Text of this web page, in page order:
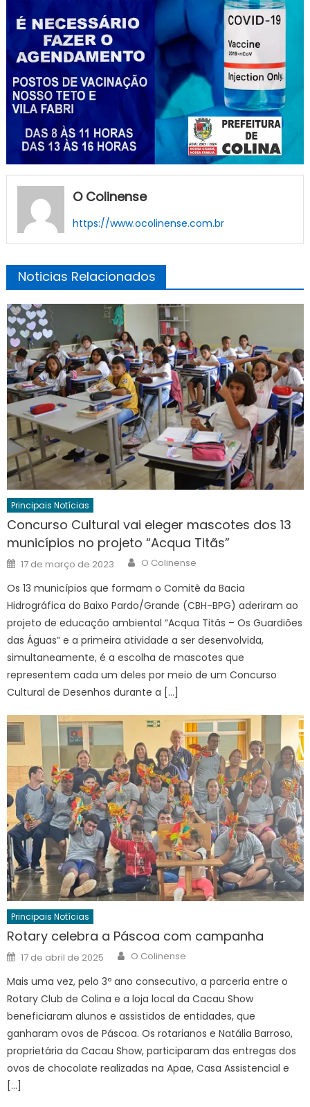
O Colinense
https://www.ocolinense.com.br
Noticias Relacionados
Principais Notícias
Concurso Cultural vai eleger mascotes dos 13
municípios no projeto “Acqua Titãs”
Posted
on
17 de março de 2023 Author
O Colinense
Os 13 municípios que formam o Comitê da Bacia
Hidrográfica do Baixo Pardo/Grande (CBH-BPG) aderiram ao
projeto de educação ambiental “Acqua Titãs – Os Guardiões
das Águas” e a primeira atividade a ser desenvolvida,
simultaneamente, é a escolha de mascotes que
representem cada um deles por meio de um Concurso
Cultural de Desenhos durante a […]
Principais Notícias
Rotary celebra a Páscoa com campanha
Posted
on
17 de abril de 2025 Author
O Colinense
Mais uma vez, pelo 3º ano consecutivo, a parceria entre o
Rotary Club de Colina e a loja local da Cacau Show
beneficiaram alunos e assistidos de entidades, que
ganharam ovos de Páscoa. Os rotarianos e Natália Barroso,
proprietária da Cacau Show, participaram das entregas dos
ovos de chocolate realizadas na Apae, Casa Assistencial e
[…]